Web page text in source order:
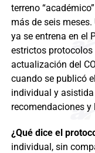
terreno
más de seis meses.
ya se entrena en el
estrictos
actualización del
cuando se publicó
individual y
recomendaciones
¿Qué dice el
individual, sin